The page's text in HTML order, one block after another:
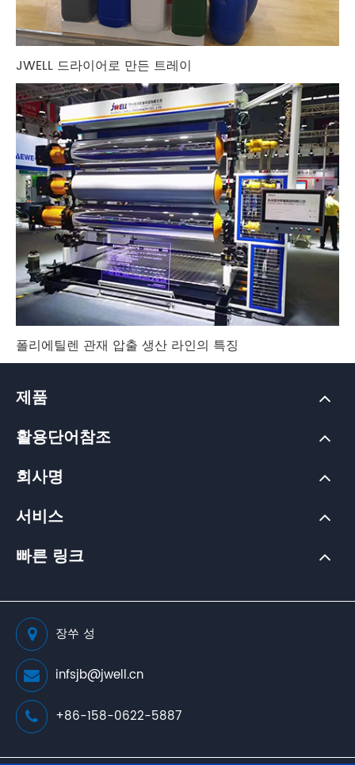
JWELL 드라이어로 만든 트레이
폴리에틸렌 관재 압출 생산 라인의 특징
제품
활용단어참조
회사명
서비스
빠른 링크
장쑤 성
infsjb@jwell.cn
+86-158-0622-5887